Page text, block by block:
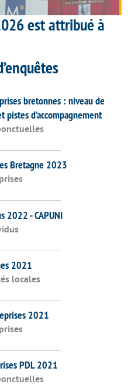
est attribué à
bretonnes : niveau de
d’accompagnement
Bretagne 2023
2022 - CAPUNI
2021
locales
2021
PDL 2021